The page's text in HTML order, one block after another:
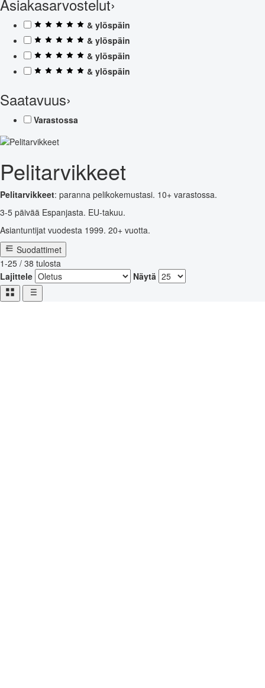
Asiakasarvostelut›
& ylöspäin
& ylöspäin
& ylöspäin
& ylöspäin
Saatavuus›
Varastossa
Pelitarvikkeet
Pelitarvikkeet: paranna pelikokemustasi. 10+ varastossa.
3-5 päivää Espanjasta. EU-takuu.
Asiantuntijat vuodesta 1999. 20+ vuotta.
Suodattimet
1-25 / 38 tulosta
Lajittele
Näytä